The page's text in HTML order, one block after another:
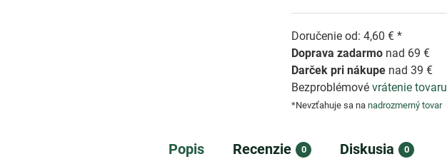
Doručenie od: 4,60 € *
Doprava zadarmo nad 69 €
Darček pri nákupe nad 39 €
Bezproblémovévrátenie tovaru
*Nevzťahuje sa nanadrozmerný tovar
Popis Recenzie 0 Diskusia 0